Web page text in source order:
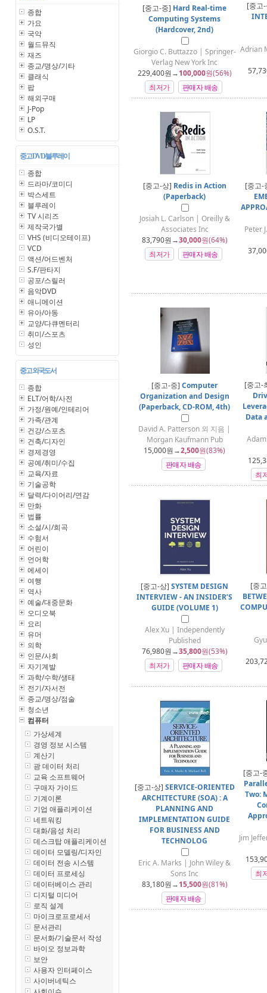
종합
가요
국악
월드뮤직
재즈
종교/명상/기타
클래식
팝
해외구매
J-Pop
LP
O.S.T.
중고 DVD/블루레이
종합
드라마/코미디
박스세트
블루레이
TV 시리즈
제작국가별
VHS (비디오테이프)
VCD
액션/어드벤처
S.F/판타지
공포/스릴러
음악DVD
애니메이션
유아/아동
교양/다큐멘터리
취미/스포츠
성인
중고 외국도서
종합
ELT/어학/사전
가정/원예/인테리어
가족/관계
건강/스포츠
건축/디자인
경제경영
공예/취미/수집
교육/자료
기술공학
달력/다이어리/연감
만화
법률
소설/시/희곡
수험서
어린이
언어학
에세이
여행
역사
예술/대중문화
오디오북
요리
유머
의학
인문/사회
자기계발
과학/수학/생태
전기/자서전
종교/명상/점술
청소년
컴퓨터
가상세계
경영 정보 시스템
계산기
광 데이터 처리
교육 소프트웨어
구매자 가이드
기계이론
기업 애플리케이션
네트워킹
대화/음성 처리
데스크탑 애플리케이션
데이터 모델링/디자인
데이터 전송 시스템
데이터 프로세싱
데이터베이스 관리
디지털 미디어
로직 설계
마이크로프로세서
문서관리
문서화/기술문서 작성
바이오 정보과학
보안
사용자 인터페이스
사이버네틱스
[중고-중] Hard Real-time
Computing Systems
(Hardcover, 2nd)
Giorgio C. Buttazzo | Springer-
Verlag New York Inc
229,400원→100,000원(56%)
최저가
판매자 배송
[중고
Adrian
[중고-상] Redis in Action
(Paperback)
Josiah L. Carlson | Oreilly &
Associates Inc
83,790원→30,000원(64%)
최저가
판매자 배송
[중고
Peter
[중고-중]Computer
Organization and Design
(Paperback, CD-ROM, 4th)
David A. Patterson 외 지음 |
Morgan Kaufmann Pub
15,000원→2,500원(83%)
판매자 배송
[중고-
Data
최
[중고-상]SYSTEM DESIGN
INTERVIEW - AN INSIDER’S
GUIDE (VOLUME 1)
Alex Xu | Independently
Published
76,980원→35,800원(53%)
최저가
판매자 배송
[중
[중고-상] SERVICE-ORIENTED
ARCHITECTURE (SOA) : A
PLANNING AND
IMPLEMENTATION GUIDE
FOR BUSINESS AND
TECHNOLOG
Eric A. Marks | John Wiley &
Sons Inc
83,180원→15,500원(81%)
판매자 배송
[중고-
Two:
Jim
최